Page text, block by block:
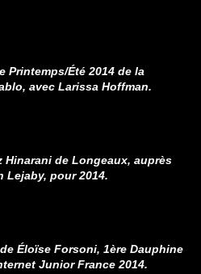
Printemps/Été 2014 de la
avec Larissa Hoffman.
Hinarani de Longeaux, auprès
Lejaby, pour 2014.
Éloïse Forsoni, 1ère Dauphine
Junior France 2014.